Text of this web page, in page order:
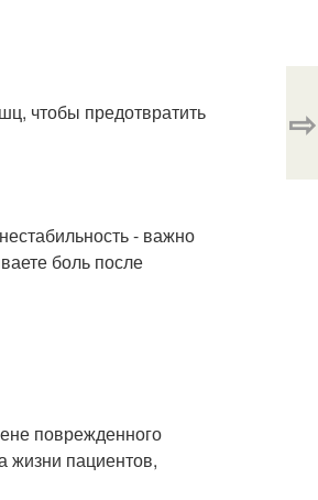
чтобы предотвратить
- важно
боль после
поврежденного
жизни пациентов,
⇨